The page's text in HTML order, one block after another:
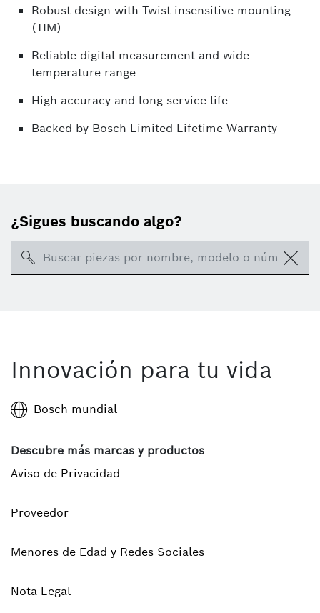
Robust design with Twist insensitive mounting
(TIM)
Reliable digital measurement and wide
temperature range
High accuracy and long service life
Backed by Bosch Limited Lifetime Warranty
¿Sigues buscando algo?
Search
Innovación para tu vida
Bosch mundial
Descubre más marcas y productos
Aviso de Privacidad
Proveedor
Menores de Edad y Redes Sociales
Nota Legal